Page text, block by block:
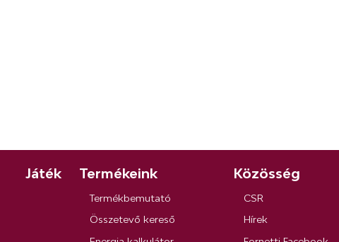
Játék Termékeink
Termékbemutató
Összetevő kereső
Közösség
CSR
Hírek